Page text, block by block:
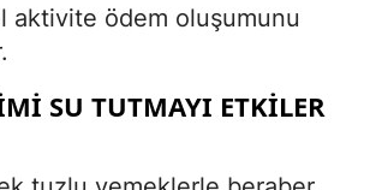
aktivite ödem oluşumunu
SU TUTMAYI ETKILER